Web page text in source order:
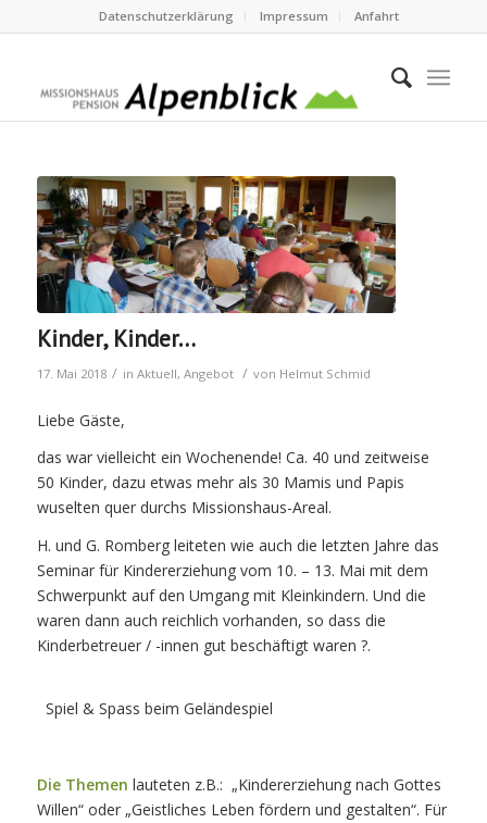
Datenschutzerklärung Impressum Anfahrt
Kinder, Kinder…
17. Mai 2018 / in Aktuell, Angebot / von Helmut Schmid
Liebe Gäste,
das war vielleicht ein Wochenende! Ca. 40 und zeitweise
50 Kinder, dazu etwas mehr als 30 Mamis und Papis
wuselten quer durchs Missionshaus-Areal.
H. und G. Romberg leiteten wie auch die letzten Jahre das
Seminar für Kindererziehung vom 10. – 13. Mai mit dem
Schwerpunkt auf den Umgang mit Kleinkindern. Und die
waren dann auch reichlich vorhanden, so dass die
Kinderbetreuer / -innen gut beschäftigt waren ?.
Spiel & Spass beim Geländespiel
Die Themen lauteten z.B.: „Kindererziehung nach Gottes
Willen“ oder „Geistliches Leben fördern und gestalten“. Für